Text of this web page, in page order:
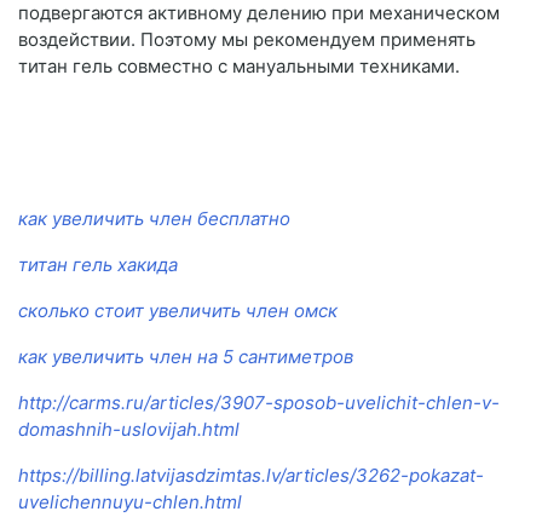
подвергаются активному делению при механическом
воздействии. Поэтому мы рекомендуем применять
титан гель совместно с мануальными техниками.
как увеличить член бесплатно
титан гель хакида
сколько стоит увеличить член омск
как увеличить член на 5 сантиметров
http://carms.ru/articles/3907-sposob-uvelichit-chlen-v-
domashnih-uslovijah.html
https://billing.latvijasdzimtas.lv/articles/3262-pokazat-
uvelichennuyu-chlen.html